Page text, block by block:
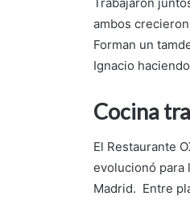
ambos
Forman un
Ignacio
Cocina
El Restaurante
evolucionó para
Madrid. Entre